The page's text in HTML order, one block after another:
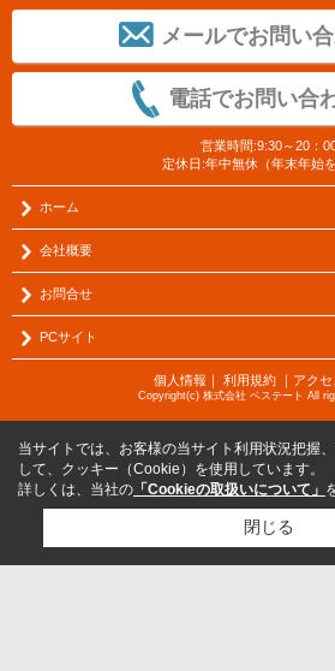
メールでお問い
電話でお問い合
営業時間:9:30～20：
定休日:年中無休（年末年始を
ホーム
会社概要
お問合せ
PCサイト
個人情報 ｜ 利用規約｜ アク
Copyright(c) 株式会社 ベステート All
当サイトでは、お客様の当サイト利用状況把握
して、クッキー（Cookie）を使用しています。
詳しくは、当社の 「Cookieの取扱いについて」
閉じる